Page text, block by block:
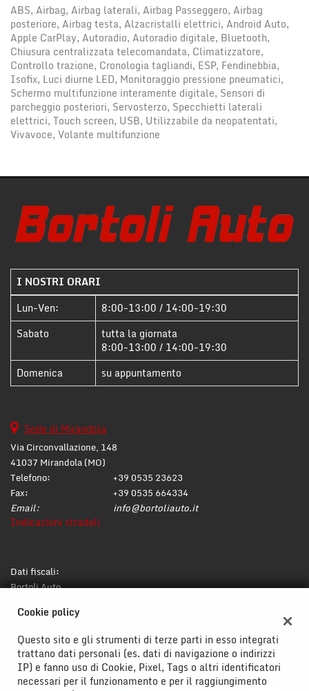
ABS, Airbag, Airbag laterali, Airbag Passeggero, Airbag
posteriore, Airbag testa, Alzacristalli elettrici, Android Auto,
Apple CarPlay, Autoradio, Autoradio digitale, Bluetooth,
Chiusura centralizzata telecomandata, Climatizzatore,
Controllo trazione, Cronologia tagliandi, ESP, Fendinebbia,
Isofix, Luci diurne LED, Monitoraggio pressione pneumatici,
Schermo multifunzione interamente digitale, Sensori di
parcheggio posteriori, Servosterzo, Specchietti laterali
elettrici, Touch screen, USB, Utilizzabile da neopatentati,
Vivavoce, Volante multifunzione
I NOSTRI ORARI
Lun-Ven:
8:00-13:00 / 14:00-19:30
Sabato
tutta la giornata
8:00-13:00 / 14:00-19:30
Domenica
su appuntamento
Sede di Mirandola
Via Circonvallazione, 148
41037 Mirandola (MO)
Telefono:
+39 0535 23623
Fax:
+39 0535 664334
Email:
info@bortoliauto.it
Indicazioni stradali
Dati fiscali:
Bortoli Auto
C.F/P.IVA:02176600365
Registro delle imprese:
Cookie policy
Questo sito e gli strumenti di terze parti in esso integrati
trattano dati personali (es. dati di navigazione o indirizzi
IP) e fanno uso di Cookie, Pixel, Tags o altri identificatori
necessari per il funzionamento e per il raggiungimento